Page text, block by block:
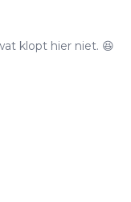
klopt hier niet. 😆